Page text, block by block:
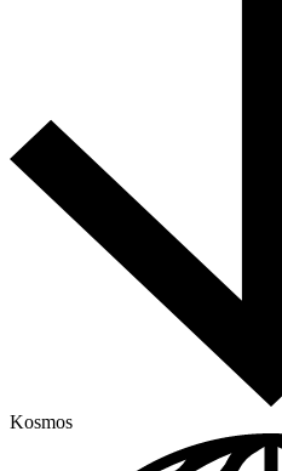
Kosmos